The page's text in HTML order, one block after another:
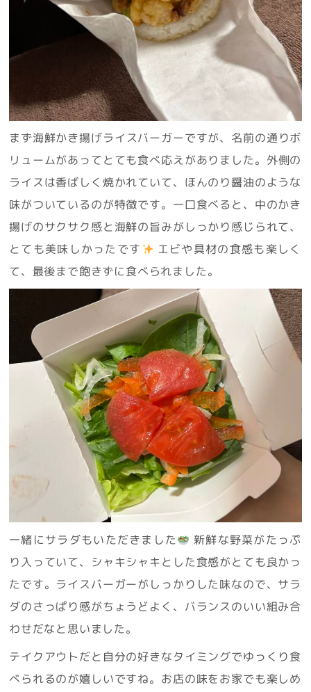
まず海鮮かき揚げライスバーガーですが、名前の通りボ
リュームがあってとても食べ応えがありました。外側の
ライスは香ばしく焼かれていて、ほんのり醤油のような
味がついているのが特徴です。一口食べると、中のかき
揚げのサクサク感と海鮮の旨みがしっかり感じられて、
とても美味しかったです エビや具材の食感も楽しく
て、最後まで飽きずに食べられました。
一緒にサラダもいただきました 新鮮な野菜がたっぷ
り入っていて、シャキシャキとした食感がとても良かっ
たです。ライスバーガーがしっかりした味なので、サラ
ダのさっぱり感がちょうどよく、バランスのいい組み合
わせだなと思いました。
テイクアウトだと自分の好きなタイミングでゆっくり食
べられるのが嬉しいですね。お店の味をお家でも楽しめ